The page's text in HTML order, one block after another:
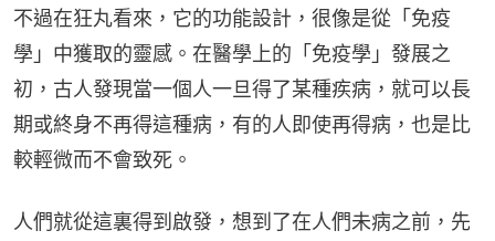
不過在狂丸看來，它的功能設計，很像是從「免疫
學」中獲取的靈感。在醫學上的「免疫學」發展之
初，古人發現當一個人一旦得了某種疾病，就可以長
期或終身不再得這種病，有的人即使再得病，也是比
較輕微而不會致死。
人們就從這裏得到啟發，想到了在人們未病之前，先